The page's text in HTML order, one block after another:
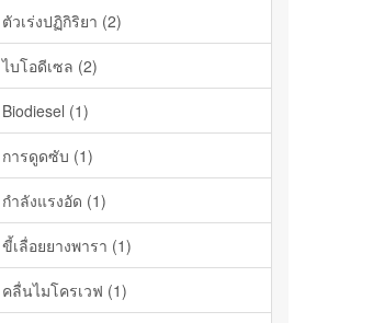
ตัวเร่งปฏิกิริยา (2)
ไบโอดีเซล (2)
Biodiesel (1)
การดูดซับ (1)
กำลังแรงอัด (1)
ขี้เลื่อยยางพารา (1)
คลื่นไมโครเวฟ (1)